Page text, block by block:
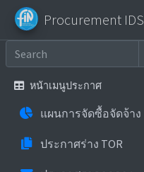
Procurement IDS
Procurement IDS
หน้าเมนูประกาศ
แผนการจัดซื้อจัดจ้าง
ประกาศร่าง TOR